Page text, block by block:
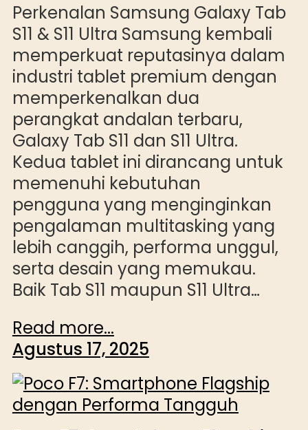
Perkenalan Samsung Galaxy Tab
S11 & S11 Ultra Samsung kembali
memperkuat reputasinya dalam
industri tablet premium dengan
memperkenalkan dua
perangkat andalan terbaru,
Galaxy Tab S11 dan S11 Ultra.
Kedua tablet ini dirancang untuk
memenuhi kebutuhan
pengguna yang menginginkan
pengalaman multitasking yang
lebih canggih, performa unggul,
serta desain yang memukau.
Baik Tab S11 maupun S11 Ultra…
Read more...
Agustus 17, 2025